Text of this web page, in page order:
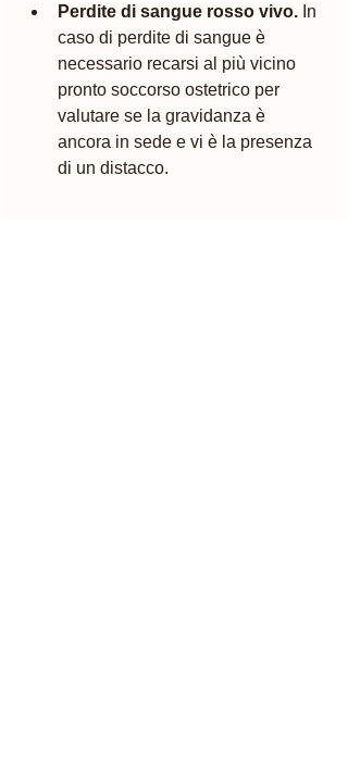
Perdite di sangue rosso vivo. In
caso di perdite di sangue è
necessario recarsi al più vicino
pronto soccorso ostetrico per
valutare se la gravidanza è
ancora in sede e vi è la presenza
di un distacco.